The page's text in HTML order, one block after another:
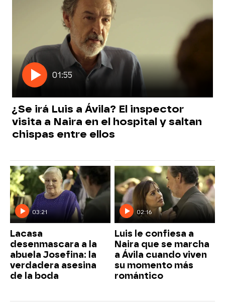
01:55
¿Se irá Luis a Ávila? El inspector
visita a Naira en el hospital y saltan
chispas entre ellos
03:21
Lacasa
desenmascara a la
abuela Josefina: la
verdadera asesina
de la boda
02:16
Luis le confiesa a
Naira que se marcha
a Ávila cuando viven
su momento más
romántico